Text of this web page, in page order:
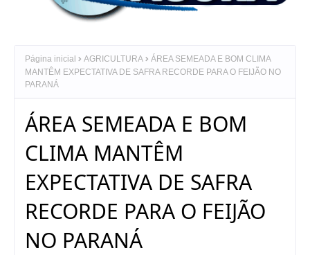
Página inicial AGRICULTURA
ÁREA SEMEADA E BOM CLIMA
MANTÊM EXPECTATIVA DE SAFRA RECORDE PARA O FEIJÃO NO
PARANÁ
ÁREA SEMEADA E BOM
CLIMA MANTÊM
EXPECTATIVA DE SAFRA
RECORDE PARA O FEIJÃO
NO PARANÁ